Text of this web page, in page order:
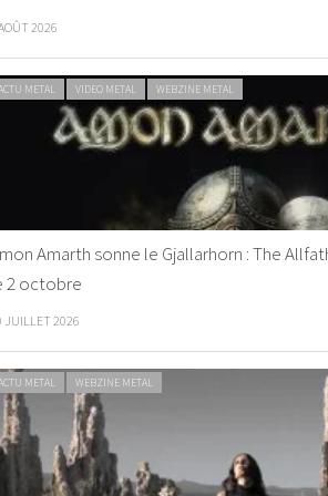
2026
METAL VIDEO METAL WEBZINE METAL
Amarth sonne le Gjallarhorn : The
2 octobre
JUILLET 2026
METAL WEBZINE METAL